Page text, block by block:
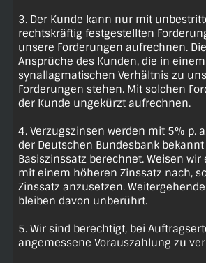
3. Der Kunde kann nur mit
rechtskräftig festgestellten
unsere Forderungen aufrechnen.
Ansprüche des Kunden, die in
synallagmatischen Verhältnis zu
Forderungen stehen. Mit solchen
der Kunde ungekürzt aufrechnen.
4. Verzugszinsen werden mit 5% p.
der Deutschen Bundesbank
Basiszinssatz berechnet. Weisen wir
mit einem höheren Zinssatz nach,
Zinssatz anzusetzen.
bleiben davon unberührt.
5. Wir sind berechtigt, bei
angemessene Vorauszahlung zu